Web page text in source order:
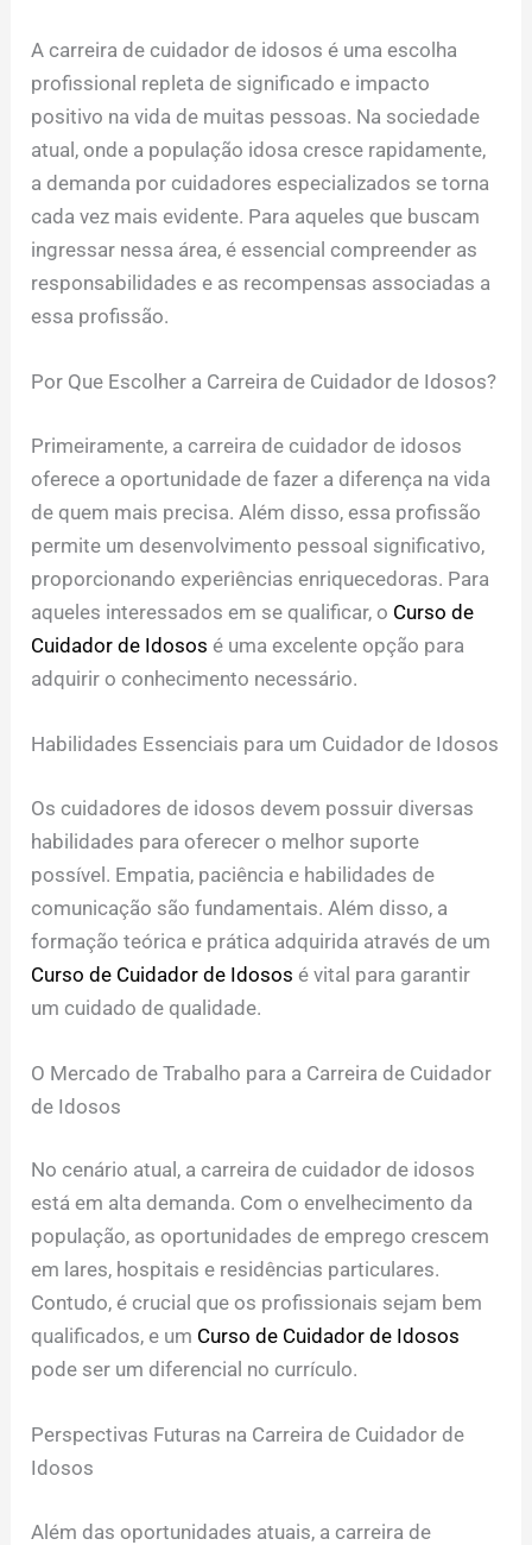
A carreira de cuidador de idosos é uma escolha
profissional repleta de significado e impacto
positivo na vida de muitas pessoas. Na sociedade
atual, onde a população idosa cresce rapidamente,
a demanda por cuidadores especializados se torna
cada vez mais evidente. Para aqueles que buscam
ingressar nessa área, é essencial compreender as
responsabilidades e as recompensas associadas a
essa profissão.
Por Que Escolher a Carreira de Cuidador de Idosos?
Primeiramente, a carreira de cuidador de idosos
oferece a oportunidade de fazer a diferença na vida
de quem mais precisa. Além disso, essa profissão
permite um desenvolvimento pessoal significativo,
proporcionando experiências enriquecedoras. Para
aqueles interessados em se qualificar, o Curso de
Cuidador de Idosos é uma excelente opção para
adquirir o conhecimento necessário.
Habilidades Essenciais para um Cuidador de Idosos
Os cuidadores de idosos devem possuir diversas
habilidades para oferecer o melhor suporte
possível. Empatia, paciência e habilidades de
comunicação são fundamentais. Além disso, a
formação teórica e prática adquirida através de um
Curso de Cuidador de Idosos é vital para garantir
um cuidado de qualidade.
O Mercado de Trabalho para a Carreira de Cuidador
de Idosos
No cenário atual, a carreira de cuidador de idosos
está em alta demanda. Com o envelhecimento da
população, as oportunidades de emprego crescem
em lares, hospitais e residências particulares.
Contudo, é crucial que os profissionais sejam bem
qualificados, e um Curso de Cuidador de Idosos
pode ser um diferencial no currículo.
Perspectivas Futuras na Carreira de Cuidador de
Idosos
Além das oportunidades atuais, a carreira de